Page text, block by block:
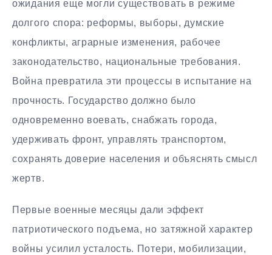
ожидания еще могли существовать в режиме
долгого спора: реформы, выборы, думские
конфликты, аграрные изменения, рабочее
законодательство, национальные требования.
Война превратила эти процессы в испытание на
прочность. Государство должно было
одновременно воевать, снабжать города,
удерживать фронт, управлять транспортом,
сохранять доверие населения и объяснять смысл
жертв.
Первые военные месяцы дали эффект
патриотического подъема, но затяжной характер
войны усилил усталость. Потери, мобилизации,